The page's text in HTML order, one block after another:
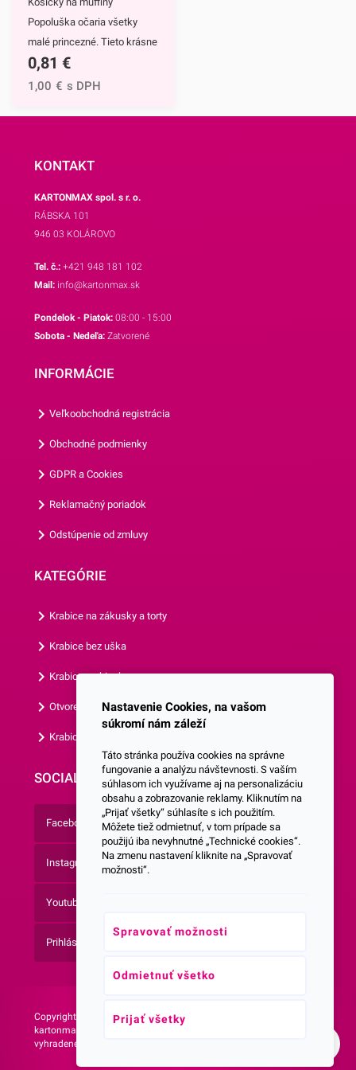
Popoluška očaria všetky
malé princezné. Tieto krásne
a štýlové papierové košíčky
sú neodmysliteľnou výbavou
dezertov.Hlavným motívom
Popoluška, ktrorá je hlavnou
postavou jednej z
najznámejších Disney
rozprávok.Využijete ich na
každodenné pečenie, ale aj
Najväčší úspech však
zrejme zožnú na detských
vyrábané z papiera, ktorý je
potravinami. Ich priemer je 5
cm a ich výška je 3
až 50 košíčkov.Odporúčame
Vám aj ostatné motívy
0,81 €
1,00 € s DPH
KONTAKT
KARTONMAX spol. s r. o.
RÁBSKA 101
946 03 KOLÁROVO
Tel. č.: +421 948 181 102
Mail: info@kartonmax.sk
Pondelok - Piatok: 08:00 - 15:00
Sobota - Nedeľa: Zatvorené
INFORMÁCIE
Veľkoobchodná registrácia
Obchodné podmienky
GDPR a Cookies
Reklamačný poriadok
Odstúpenie od zmluvy
KATEGÓRIE
Krabice na zákusky a torty
Krabice bez uška
Krabice s okienkom
Otvorená krabica
Krabice s vlastným logom
SOCIALNE SIETE
Facebook
Instagram
Youtube
Prihlásenie do Newsletteru
Copyright © 2026 -
kartonmax.sk Všetky práva
vyhradené
Nastavenie Cookies, na vašom
súkromí nám záleží
Táto stránka používa cookies na správne
fungovanie a analýzu návštevnosti. S vaším
súhlasom ich využívame aj na personalizáciu
obsahu a zobrazovanie reklamy. Kliknutím na
„Prijať všetky“ súhlasíte s ich použitím.
Môžete tiež odmietnuť, v tom prípade sa
použijú iba nevyhnutné „Technické cookies“.
Na zmenu nastavení kliknite na „Spravovať
možnosti“.
Spravovať možnosti
Odmietnuť všetko
Prijať všetky